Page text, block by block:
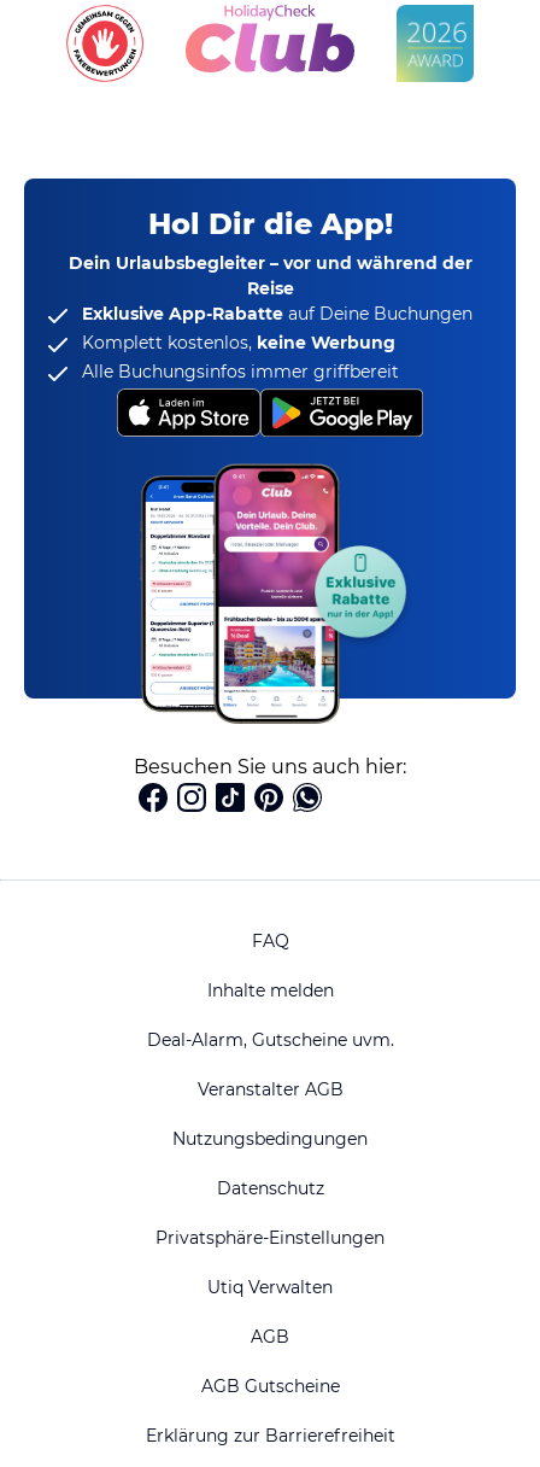
Hol Dir die App!
Dein Urlaubsbegleiter – vor und während der
Reise
Exklusive App-Rabatte auf Deine Buchungen
Komplett kostenlos, keine Werbung
Alle Buchungsinfos immer griffbereit
Besuchen Sie uns auch hier:
FAQ
Inhalte melden
Deal-Alarm, Gutscheine uvm.
Veranstalter AGB
Nutzungsbedingungen
Datenschutz
Privatsphäre-Einstellungen
Utiq Verwalten
AGB
AGB Gutscheine
Erklärung zur Barrierefreiheit